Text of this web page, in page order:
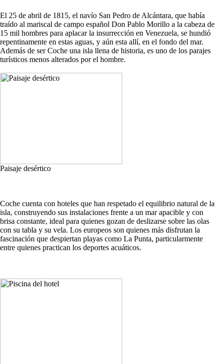
El 25 de abril de 1815, el navío San Pedro de Alcántara, que había
traído al mariscal de campo español Don Pablo Morillo a la cabeza de
15 mil hombres para aplacar la insurrección en Venezuela, se hundió
repentinamente en estas aguas, y aún esta allí, en el fondo del mar.
Además de ser Coche una isla llena de historia, es uno de los parajes
turísticos menos alterados por el hombre.
Paisaje desértico
Coche cuenta con hoteles que han respetado el equilibrio natural de la
isla, construyendo sus instalaciones frente a un mar apacible y con
brisa constante, ideal para quienes gozan de deslizarse sobre las olas
con su tabla y su vela. Los europeos son quienes más disfrutan la
fascinación que despiertan playas como La Punta, particularmente
entre quienes practican los deportes acuáticos.